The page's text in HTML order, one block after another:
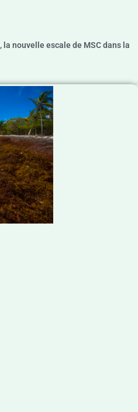
nouvelle escale de MSC dans la